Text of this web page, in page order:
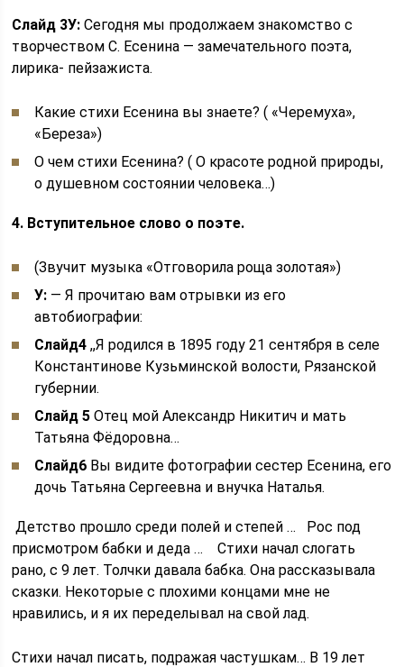
Слайд 3У: Сегодня мы продолжаем знакомство с
творчеством С. Есенина — замечательного поэта,
лирика- пейзажиста.
Какие стихи Есенина вы знаете? ( «Черемуха»,
«Береза»)
О чем стихи Есенина? ( О красоте родной природы,
о душевном состоянии человека…)
4. Вступительное слово о поэте.
(Звучит музыка «Отговорила роща золотая»)
У: — Я прочитаю вам отрывки из его
автобиографии:
Слайд4,,Я родился в 1895 году 21 сентября в селе
Константинове Кузьминской волости, Рязанской
губернии.
Слайд 5 Отец мой Александр Никитич и мать
Татьяна Фёдоровна…
Слайд6 Вы видите фотографии сестер Есенина, его
дочь Татьяна Сергеевна и внучка Наталья.
Детство прошло среди полей и степей … Рос под
присмотром бабки и деда … Стихи начал слогать
рано, с 9 лет. Толчки давала бабка. Она рассказывала
сказки. Некоторые с плохими концами мне не
нравились, и я их переделывал на свой лад.
Стихи начал писать, подражая частушкам… В 19 лет